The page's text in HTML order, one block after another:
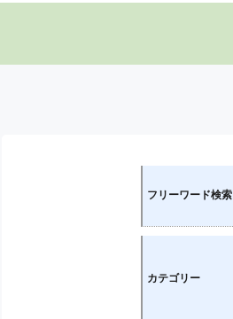
フリーワード検索
カテゴリー